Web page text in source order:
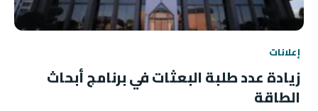
إعلانات
زيادة عدد طلبة البعثات في برنامج أبحاث
الطاقة